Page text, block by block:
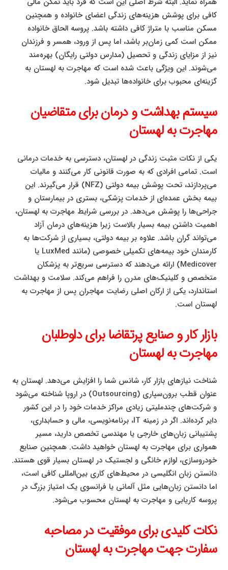
کافی برای پوشش هزینه‌های زندگی اعضای خانواده و همچنین
مسکن مناسب با متراژ کافی داشته باشد. پروسه الحاق خانواده
ممکن است کمی زمان‌بر باشد، اما پس از ورود، همسر و فرزندان
نیز از مزایای زندگی و تحصیل (مدارس دولتی رایگان) بهره‌مند
می‌شوند. این ویژگی باعث شده است که مهاجرت به لهستان به
گزینه‌ای محبوب برای خانواده‌ها تبدیل شود.
سیستم بهداشت و درمان برای متقاضیان
مهاجرت به لهستان
یکی از نکات مثبت زندگی در لهستان، دسترسی به خدمات درمانی
است. تمامی افرادی که به صورت قانونی کار می‌کنند و مالیات
می‌پردازند، تحت پوشش بیمه دولتی (NFZ) قرار می‌گیرند. این
بیمه بخش عمده‌ای از خدمات پزشکی، بستری در بیمارستان و
جراحی‌ها را پوشش می‌دهد. در بررسی شرایط مهاجرت به لهستان،
اهمیت داشتن بیمه بسیار بالاست زیرا هزینه‌های درمان آزاد
می‌تواند گران باشد. علاوه بر بیمه دولتی، بسیاری از شرکت‌ها به
کارمندان خود بیمه‌های تکمیلی خصوصی (مانند LuxMed یا
Medicover) ارائه می‌دهند که دسترسی سریع‌تر به پزشکان
متخصص و کلینیک‌های مدرن را فراهم می‌کند. سلامت و بهداشت
استاندارد، یکی از ارکان اصلی رضایت مهاجران پس از مهاجرت به
لهستان است.
بازار کار و صنایع پرتقاضا برای داوطلبان
مهاجرت به لهستان
شناخت نیازهای بازار کار، شانس شما را افزایش می‌دهد. لهستان به
عنوان قطب برون‌سپاری (Outsourcing) در اروپا شناخته می‌شود
و شرکت‌های چندملیتی زیادی مراکز خدمات خود را در این کشور
دایر کرده‌اند. اگر در زمینه IT، برنامه‌نویسی، مالی و حسابداری،
پشتیبانی زبان‌های خارجی یا مهندسی تخصص دارید، مسیر
همواری برای مهاجرت به لهستان خواهید داشت. همچنین صنایع
خودروسازی، لوازم خانگی و لجستیک در لهستان بسیار قوی هستند.
دانستن زبان انگلیسی در محیط‌های کاری بین‌المللی کافی است،
اما دانستن زبان‌هایی مثل آلمانی یا فرانسوی یک امتیاز بزرگ در
پروسه کاریابی و مهاجرت به لهستان محسوب می‌شود.
نکات کلیدی برای موفقیت در مصاحبه
سفارت جهت مهاجرت به لهستان